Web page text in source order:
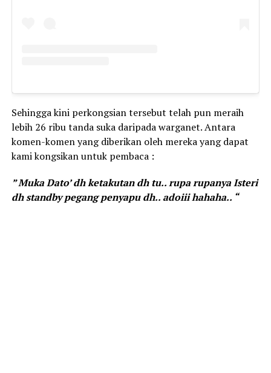
Sehingga kini perkongsian tersebut telah pun meraih
lebih 26 ribu tanda suka daripada warganet. Antara
komen-komen yang diberikan oleh mereka yang dapat
kami kongsikan untuk pembaca :
” Muka Dato’ dh ketakutan dh tu.. rupa rupanya Isteri
dh standby pegang penyapu dh.. adoiii hahaha.. “